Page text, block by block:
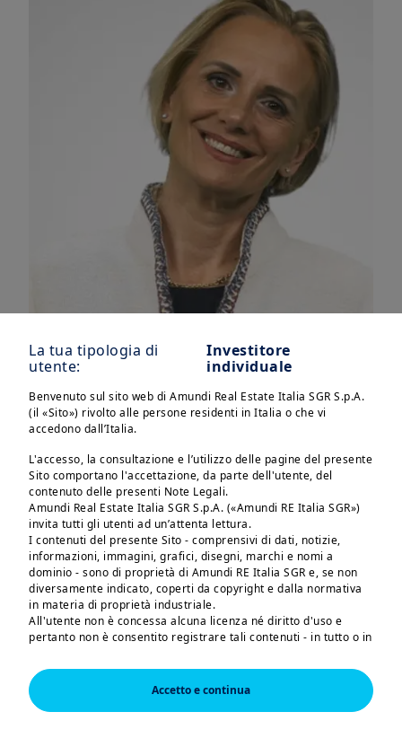
Quali sono i temi
chiave da monitorare
per l'economia e gli
investimenti?
I mercati hanno registrato un forte
rimbalzo grazie a utili superiori alle
attese, tagli e sospensioni ai dazi e
La tua tipologia di
utente:
Investitore
individuale
Benvenuto sul sito web di Amundi Real Estate Italia SGR S.p.A.
(il «Sito») rivolto alle persone residenti in Italia o che vi
accedono dall’Italia.
L'accesso, la consultazione e l’utilizzo delle pagine del presente
Sito comportano l'accettazione, da parte dell'utente, del
contenuto delle presenti Note Legali.
Amundi Real Estate Italia SGR S.p.A. («Amundi RE Italia SGR»)
invita tutti gli utenti ad un’attenta lettura.
I contenuti del presente Sito - comprensivi di dati, notizie,
informazioni, immagini, grafici, disegni, marchi e nomi a
dominio - sono di proprietà di Amundi RE Italia SGR e, se non
diversamente indicato, coperti da copyright e dalla normativa
in materia di proprietà industriale.
All'utente non è concessa alcuna licenza né diritto d'uso e
pertanto non è consentito registrare tali contenuti - in tutto o in
e utilizzarli a scopo commerciale senza preventiva
autorizzazione scritta di Amundi RE Italia SGR, salva la
possibilità di farne copia per uso esclusivamente personale.
Accetto e continua